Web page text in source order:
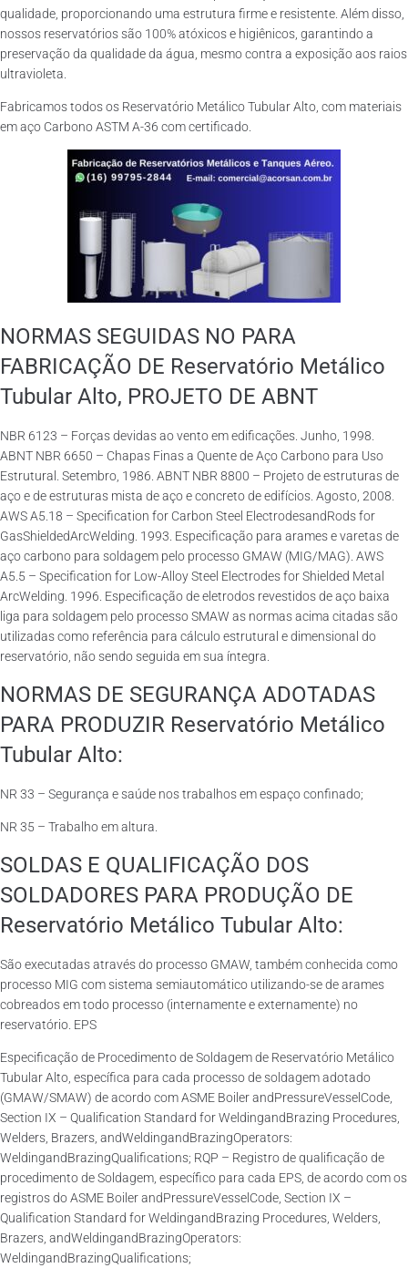
qualidade, proporcionando uma estrutura firme e resistente. Além disso,
nossos reservatórios são 100% atóxicos e higiênicos, garantindo a
preservação da qualidade da água, mesmo contra a exposição aos raios
ultravioleta.
Fabricamos todos os Reservatório Metálico Tubular Alto, com materiais
em aço Carbono ASTM A-36 com certificado.
NORMAS SEGUIDAS NO PARA
FABRICAÇÃO DE Reservatório Metálico
Tubular Alto, PROJETO DE ABNT
NBR 6123 – Forças devidas ao vento em edificações. Junho, 1998.
ABNT NBR 6650 – Chapas Finas a Quente de Aço Carbono para Uso
Estrutural. Setembro, 1986. ABNT NBR 8800 – Projeto de estruturas de
aço e de estruturas mista de aço e concreto de edifícios. Agosto, 2008.
AWS A5.18 – Specification for Carbon Steel ElectrodesandRods for
GasShieldedArcWelding. 1993. Especificação para arames e varetas de
aço carbono para soldagem pelo processo GMAW (MIG/MAG). AWS
A5.5 – Specification for Low-Alloy Steel Electrodes for Shielded Metal
ArcWelding. 1996. Especificação de eletrodos revestidos de aço baixa
liga para soldagem pelo processo SMAW as normas acima citadas são
utilizadas como referência para cálculo estrutural e dimensional do
reservatório, não sendo seguida em sua íntegra.
NORMAS DE SEGURANÇA ADOTADAS
PARA PRODUZIR Reservatório Metálico
Tubular Alto:
NR 33 – Segurança e saúde nos trabalhos em espaço confinado;
NR 35 – Trabalho em altura.
SOLDAS E QUALIFICAÇÃO DOS
SOLDADORES PARA PRODUÇÃO DE
Reservatório Metálico Tubular Alto:
São executadas através do processo GMAW, também conhecida como
processo MIG com sistema semiautomático utilizando-se de arames
cobreados em todo processo (internamente e externamente) no
reservatório. EPS
Especificação de Procedimento de Soldagem de Reservatório Metálico
Tubular Alto, específica para cada processo de soldagem adotado
(GMAW/SMAW) de acordo com ASME Boiler andPressureVesselCode,
Section IX – Qualification Standard for WeldingandBrazing Procedures,
Welders, Brazers, andWeldingandBrazingOperators:
WeldingandBrazingQualifications; RQP – Registro de qualificação de
procedimento de Soldagem, específico para cada EPS, de acordo com os
registros do ASME Boiler andPressureVesselCode, Section IX –
Qualification Standard for WeldingandBrazing Procedures, Welders,
Brazers, andWeldingandBrazingOperators:
WeldingandBrazingQualifications;